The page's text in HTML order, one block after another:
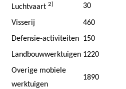
Luchtvaart 2) 30
Visserij 460
Defensie-activiteiten 150
Landbouwwerktuigen 1220
Overige mobiele
werktuigen
1890